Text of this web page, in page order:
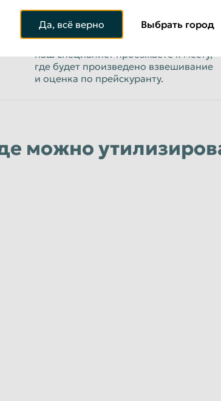
ПРОЙТИ ПРОЦЕДУРУ ОЦЕНКИ
После осмотра холодильника Вы и
наш специалист проезжаете к месту,
где будет произведено взвешивание
и оценка по прейскуранту.
можно
Да, всё верно Выбрать город